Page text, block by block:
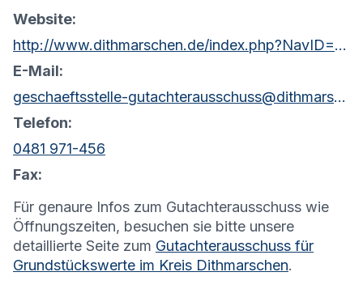
Website:
http://www.dithmarschen.de/index.php?NavID=2046.79
E-Mail:
geschaeftsstelle-gutachterausschuss@dithmarschen.de
Telefon:
0481 971-456
Fax:
Für genaure Infos zum Gutachterausschuss wie
Öffnungszeiten, besuchen sie bitte unsere
detaillierte Seite zum Gutachterausschuss für
Grundstückswerte im Kreis Dithmarschen.